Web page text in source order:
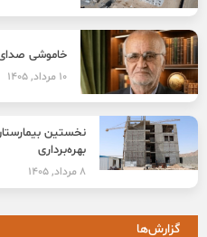
خاموشی
10 مرداد, 1405
نخستین
بهره‌برداری
8 مرداد, 1405
گزارش‌ها